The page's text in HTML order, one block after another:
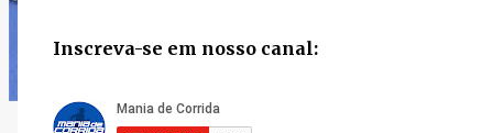
Inscreva-se em nosso canal: